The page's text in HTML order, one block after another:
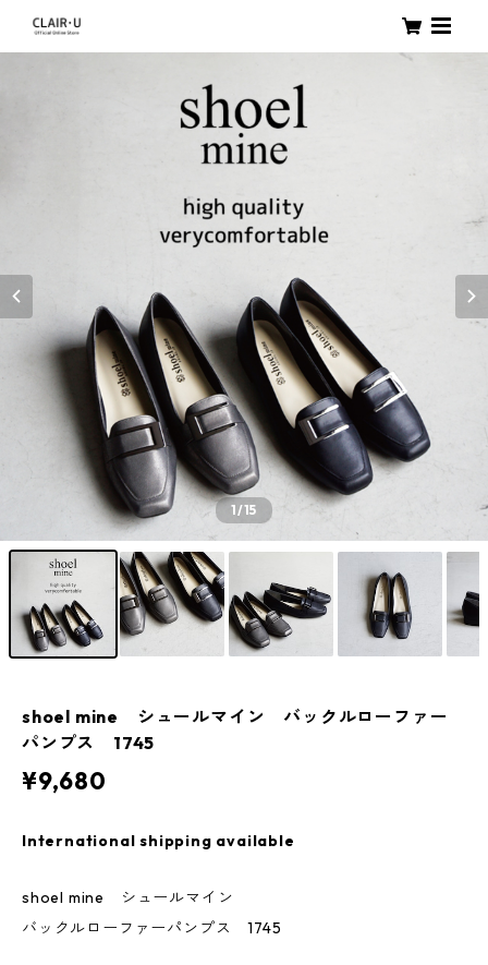
1/15
shoel mine シュールマイン バックルローファー
パンプス 1745
¥9,680
International shipping available
shoel mine シュールマイン
バックルローファーパンプス 1745